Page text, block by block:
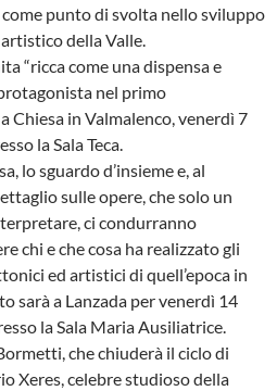
punto di svolta nello sviluppo
della Valle.
“ricca come una dispensa e
nel primo
Chiesa in Valmalenco, venerdì 7
la Sala Teca.
lo sguardo d’insieme e, al
sulle opere, che solo un
ci condurranno
chi e che cosa ha realizzato gli
ed artistici di quell’epoca in
sarà a Lanzada per venerdì 14
la Sala Maria Ausiliatrice.
che chiuderà il ciclo di
Xeres, celebre studioso della